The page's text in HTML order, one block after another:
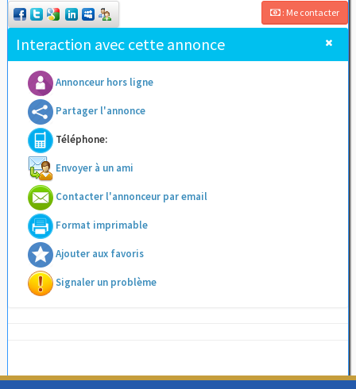
: Me contacter
Interaction avec cette annonce
Annonceur hors ligne
Partager l'annonce
Téléphone:
Envoyer à un ami
Contacter l'annonceur par email
Format imprimable
Ajouter aux favoris
Signaler un problème